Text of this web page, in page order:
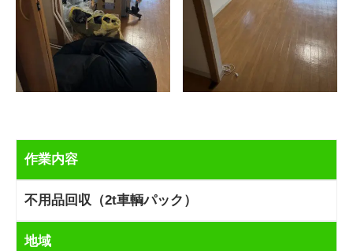
作業内容
不用品回収（2t車輌パック）
地域